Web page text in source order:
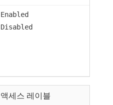
Enabled
Disabled
액세스 레이블